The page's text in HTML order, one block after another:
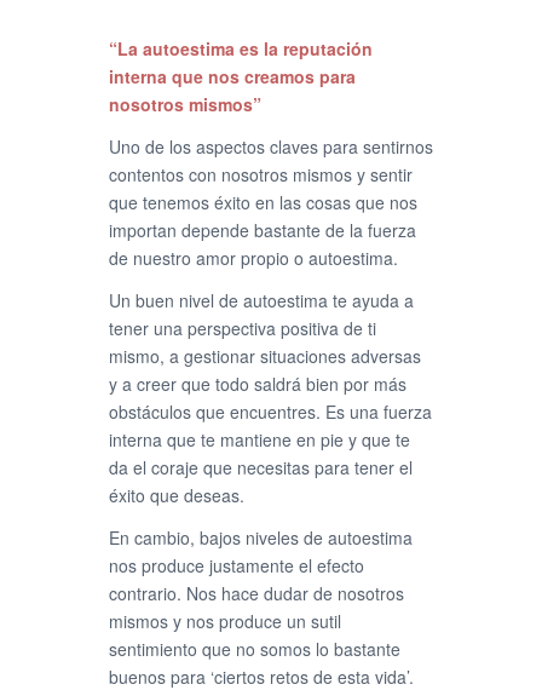
“La autoestima es la reputación
interna que nos creamos para
nosotros mismos”
Uno de los aspectos claves para sentirnos
contentos con nosotros mismos y sentir
que tenemos éxito en las cosas que nos
importan depende bastante de la fuerza
de nuestro amor propio o autoestima.
Un buen nivel de autoestima te ayuda a
tener una perspectiva positiva de ti
mismo, a gestionar situaciones adversas
y a creer que todo saldrá bien por más
obstáculos que encuentres. Es una fuerza
interna que te mantiene en pie y que te
da el coraje que necesitas para tener el
éxito que deseas.
En cambio, bajos niveles de autoestima
nos produce justamente el efecto
contrario. Nos hace dudar de nosotros
mismos y nos produce un sutil
sentimiento que no somos lo bastante
buenos para ‘ciertos retos de esta vida’.